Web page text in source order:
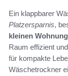
Ein klappbarer
Platzersparnis,
kleinen
Raum effizient
für kompakte
Wäschetrockner